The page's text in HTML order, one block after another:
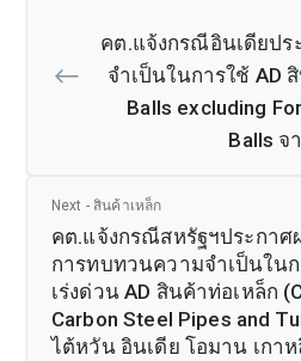
คต.แจ้งกรณีอินเดียป
จำเป็นในการใช้ AD
Balls excluding
Balls จ
Next - สินค้าเหล็ก
คต.แจ้งกรณีสหรัฐฯประกาศ
การทบทวนความจำเป็นใน
เร่งด่วน AD สินค้าท่อเหล็ก
Carbon Steel Pipes and
ไต้หวัน อินเดีย โอมาน เกา